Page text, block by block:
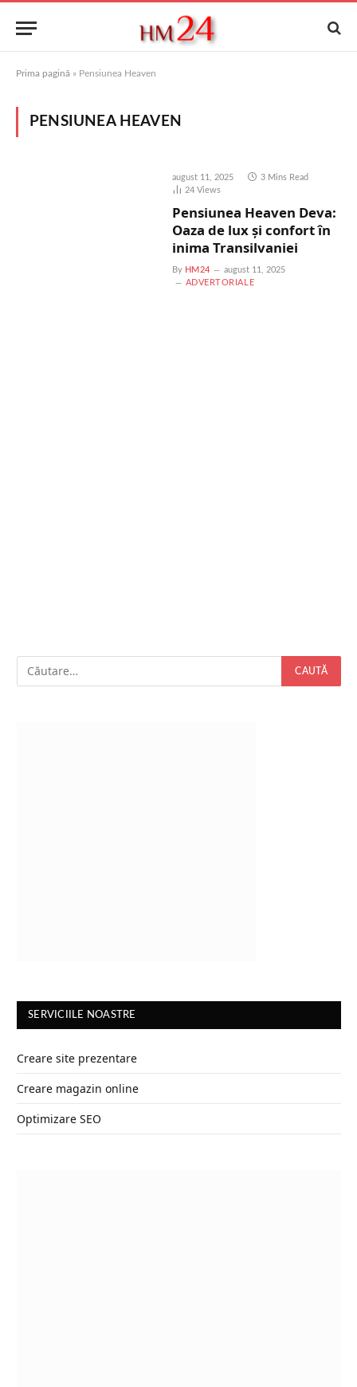
Prima pagină » Pensiunea Heaven
PENSIUNEA HEAVEN
august 11, 2025
3 Mins Read
24 Views
Pensiunea Heaven Deva:
Oaza de lux și confort în
inima Transilvaniei
By HM24
august 11, 2025
ADVERTORIALE
SERVICIILE NOASTRE
Creare site prezentare
Creare magazin online
Optimizare SEO